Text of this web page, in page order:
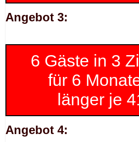
Angebot 3:
6 Gäste in 3
für 6
länger je
Angebot 4: